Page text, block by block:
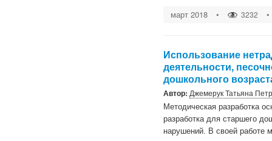
март 2018 • 3232 •
Использование
деятельности,
дошкольного
Автор: Джемерук Татьяна
Методическая разработка
разработка для старшего
нарушений. В своей работе